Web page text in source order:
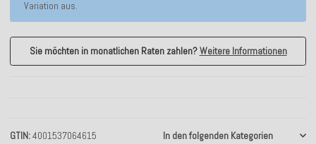
GTIN 4001537064615 In den folgenden Kategorien
Variation aus.
Sie möchten in monatlichen Raten zahlen?Weitere Informationen